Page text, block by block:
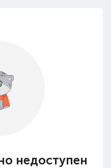
недоступен